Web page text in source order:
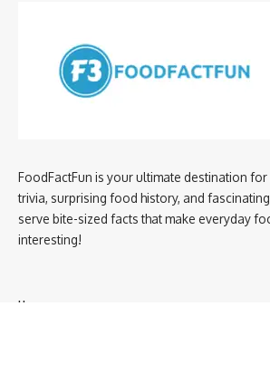
FoodFactFun is your ultimate destination
trivia, surprising food history, and
serve bite-sized facts that make everyday
interesting!
Home